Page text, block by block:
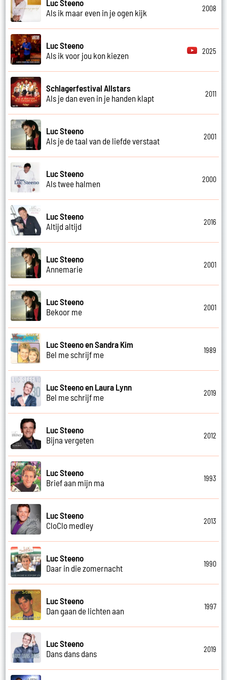
Luc Steeno
Als ik maar even in je ogen kijk
2008
Luc Steeno
Als ik voor jou kon kiezen
2025
Schlagerfestival Allstars
Als je dan even in je handen klapt
2011
Luc Steeno
Als je de taal van de liefde verstaat
2001
Luc Steeno
Als twee halmen
2000
Luc Steeno
Altijd altijd
2016
Luc Steeno
Annemarie
2001
Luc Steeno
Bekoor me
2001
Luc Steeno en Sandra Kim
Bel me schrijf me
1989
Luc Steeno en Laura Lynn
Bel me schrijf me
2019
Luc Steeno
Bijna vergeten
2012
Luc Steeno
Brief aan mijn ma
1993
Luc Steeno
CloClo medley
2013
Luc Steeno
Daar in die zomernacht
1990
Luc Steeno
Dan gaan de lichten aan
1997
Luc Steeno
Dans dans dans
2019